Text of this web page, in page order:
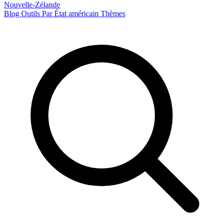
Nouvelle-Zélande
Blog Outils Par État américain Thèmes